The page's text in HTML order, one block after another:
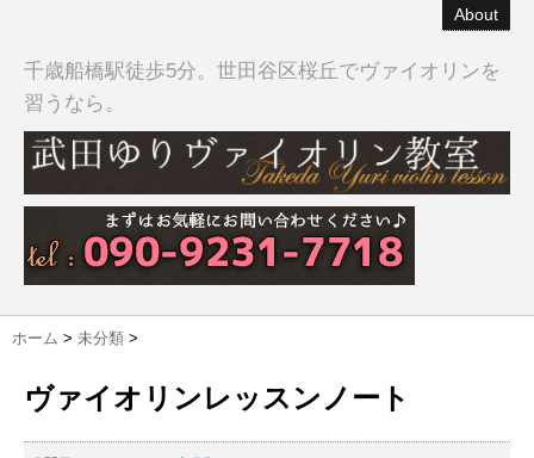
About
千歳船橋駅徒歩5分。世田谷区桜丘でヴァイオリンを
習うなら。
ホーム > 未分類 >
ヴァイオリンレッスンノート